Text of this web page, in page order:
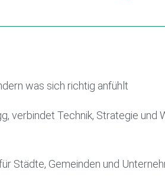
was sich richtig anfühlt
verbindet Technik, Strategie und
Städte, Gemeinden und